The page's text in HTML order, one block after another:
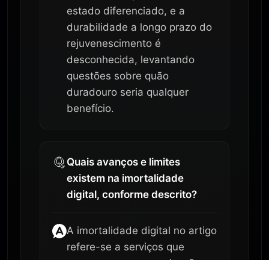
estado diferenciado, e a
durabilidade a longo prazo do
rejuvenescimento é
desconhecida, levantando
questões sobre quão
duradouro seria qualquer
benefício.
Quais avanços e limites
existem na imortalidade
digital, conforme descrito?
A imortalidade digital no artigo
refere-se a serviços que